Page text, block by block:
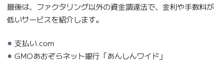
最後は、ファクタリング以外の資金調達法で、金利や手数料が
低いサービスを紹介します。
支払い.com
GMOあおぞらネット銀行「あんしんワイド」